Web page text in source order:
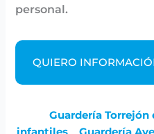
personal.
QUIERO
Guardería Torrejón